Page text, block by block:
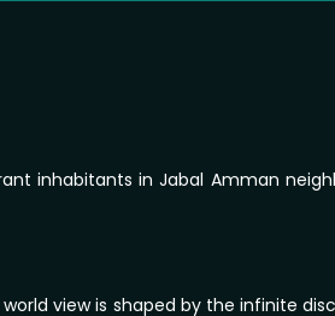
inhabitants in Jabal Amman
view is shaped by the infinite